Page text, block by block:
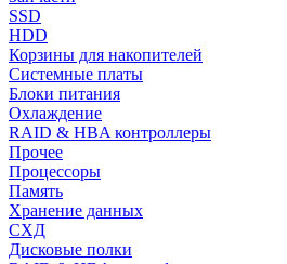
SSD
HDD
Корзины для накопителей
Системные платы
Блоки питания
Охлаждение
RAID & HBA контроллеры
Прочее
Процессоры
Память
Хранение данных
СХД
Дисковые полки